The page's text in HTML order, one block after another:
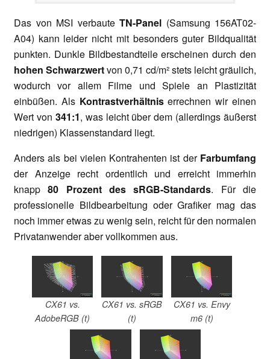
Das von MSI verbaute TN-Panel (Samsung 156AT02-
A04) kann leider nicht mit besonders guter Bildqualität
punkten. Dunkle Bildbestandteile erscheinen durch den
hohen Schwarzwertvon 0,71 cd/m² stets leicht gräulich,
wodurch vor allem Filme und Spiele an Plastizität
einbüßen. Als Kontrastverhältniserrechnen wir einen
Wert von 341:1, was leicht über dem (allerdings äußerst
niedrigen) Klassenstandard liegt.
Anders als bei vielen Kontrahenten ist der Farbumfang
der Anzeige recht ordentlich und erreicht immerhin
knapp80 Prozent des sRGB-Standards. Für die
professionelle Bildbearbeitung oder Grafiker mag das
noch immer etwas zu wenig sein, reicht für den normalen
Privatanwender aber vollkommen aus.
CX61 vs.
AdobeRGB (t)
CX61 vs. sRGB
(t)
CX61 vs. Envy
m6 (t)